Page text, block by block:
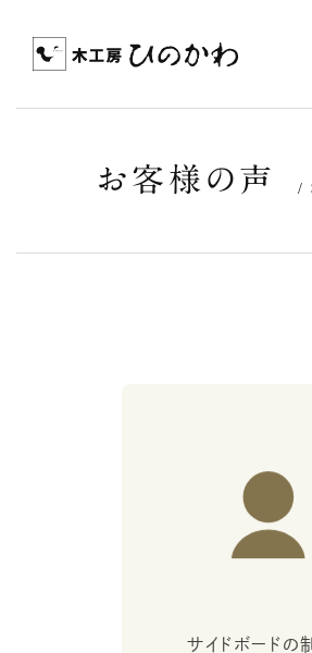
お客様の声
サイドボードの